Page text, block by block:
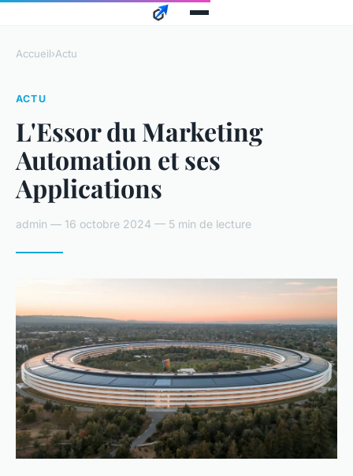
Accueil›Actu
ACTU
L'Essor du Marketing
Automation et ses
Applications
admin — 16 octobre 2024 — 5 min de lecture